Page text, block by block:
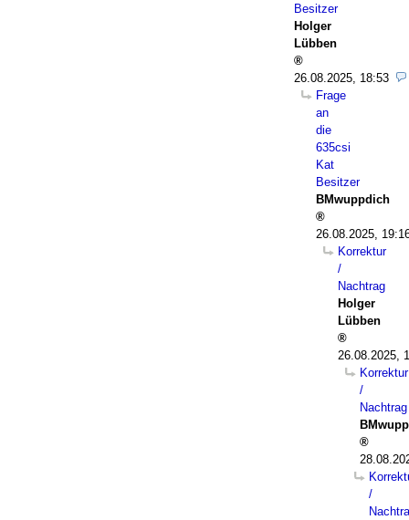
Besitzer
Holger
Lübben
26.08.2025, 18:53
Frage
an
die
635csi
Kat
Besitzer
BMwuppdich
26.08.2025,
Korrektur
/
Nachtrag
Holger
Lübben
26.08.2025,
Korrektur
/
Nachtrag
/